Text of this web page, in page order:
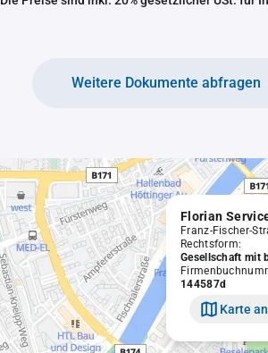
Weitere Dokumente abfragen
Florian
Franz-Fischer-
Rechtsform:
Gesellschaft mit
144587d
Karte